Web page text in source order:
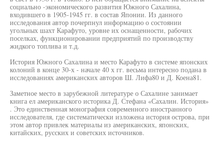
социально -экономического развития Южного Сахалина,
входившего в 1905-1945 гг. в состав Японии. Из данного
исследования автор почерпнул информацию о состоянии
угольных шахт Карафуто, уровне их оснащенности, рабочих
поселках, функционировании предприятий по производству
жидкого топлива и т.д.
История Южного Сахалина и место Карафуто в системе японских
колоний в конце 30-х - начале 40 х гг. весьма интересно подана в
исследованиях американских авторов Ш. Лифа80 и Д. Коена81.
Заметное место в зарубежной литературе о Сахалине занимает
книга ел американского историка Д. Стефана «Сахалин. История»
. Это единственная монография современного иностранного
исследователя, где систематически изложена история острова, при
этом автор привлек материалы из американских, японских,
китайских, русских и советских источников.